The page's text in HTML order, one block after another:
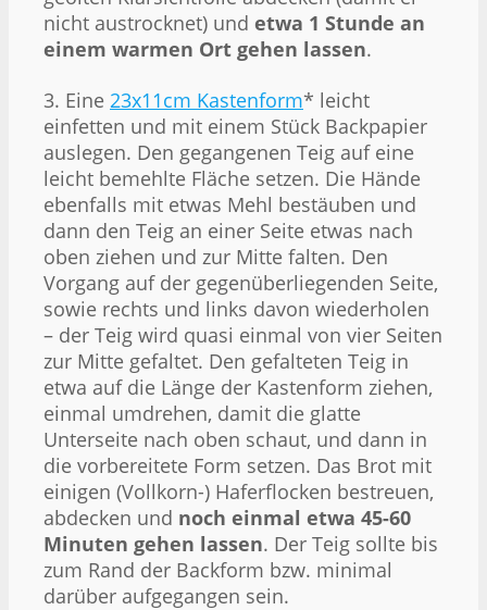
nicht austrocknet) und etwa 1 Stunde an
einem warmen Ort gehen lassen.
3. Eine 23x11cm Kastenform* leicht
einfetten und mit einem Stück Backpapier
auslegen. Den gegangenen Teig auf eine
leicht bemehlte Fläche setzen. Die Hände
ebenfalls mit etwas Mehl bestäuben und
dann den Teig an einer Seite etwas nach
oben ziehen und zur Mitte falten. Den
Vorgang auf der gegenüberliegenden Seite,
sowie rechts und links davon wiederholen
– der Teig wird quasi einmal von vier Seiten
zur Mitte gefaltet. Den gefalteten Teig in
etwa auf die Länge der Kastenform ziehen,
einmal umdrehen, damit die glatte
Unterseite nach oben schaut, und dann in
die vorbereitete Form setzen. Das Brot mit
einigen (Vollkorn-) Haferflocken bestreuen,
abdecken und noch einmal etwa 45-60
Minuten gehen lassen. Der Teig sollte bis
zum Rand der Backform bzw. minimal
darüber aufgegangen sein.